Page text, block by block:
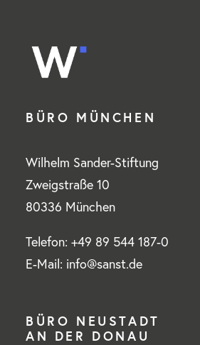
BÜRO MÜNCHEN
Wilhelm Sander-Stiftung
Zweigstraße 10
80336 München
Telefon: +49 89 544 187-0
E-Mail: info@sanst.de
BÜRO NEUSTADT
AN DER DONAU